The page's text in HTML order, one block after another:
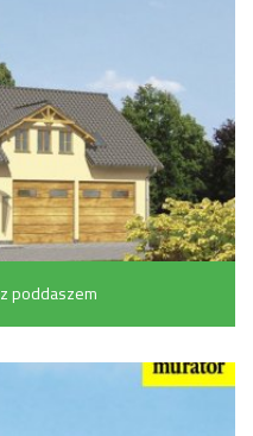
poddaszem